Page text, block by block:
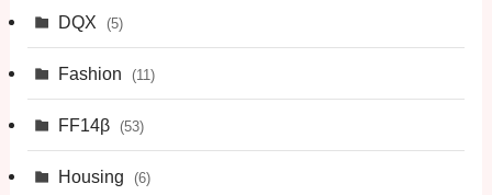
DQX (5)
Fashion (11)
FF14β (53)
Housing (6)